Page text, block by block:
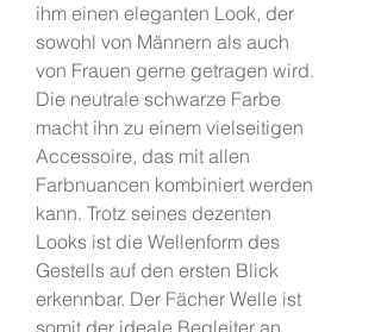
ihm einen eleganten Look, der
sowohl von Männern als auch
von Frauen gerne getragen wird.
Die neutrale schwarze Farbe
macht ihn zu einem vielseitigen
Accessoire, das mit allen
Farbnuancen kombiniert werden
kann. Trotz seines dezenten
Looks ist die Wellenform des
Gestells auf den ersten Blick
erkennbar. Der Fächer Welle ist
somit der ideale Begleiter an